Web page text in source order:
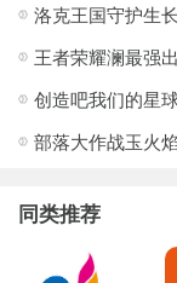
同类推荐